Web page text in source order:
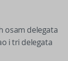
osam delegata
i tri delegata